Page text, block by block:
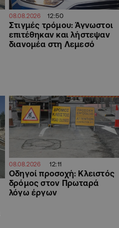
08.08.2026 12:50
Στιγμές τρόμου: Άγνωστοι
επιτέθηκαν και λήστεψαν
διανομέα στη Λεμεσό
08.08.2026 12:11
Οδηγοί προσοχή: Κλειστός
δρόμος στον Πρωταρά
λόγω έργων